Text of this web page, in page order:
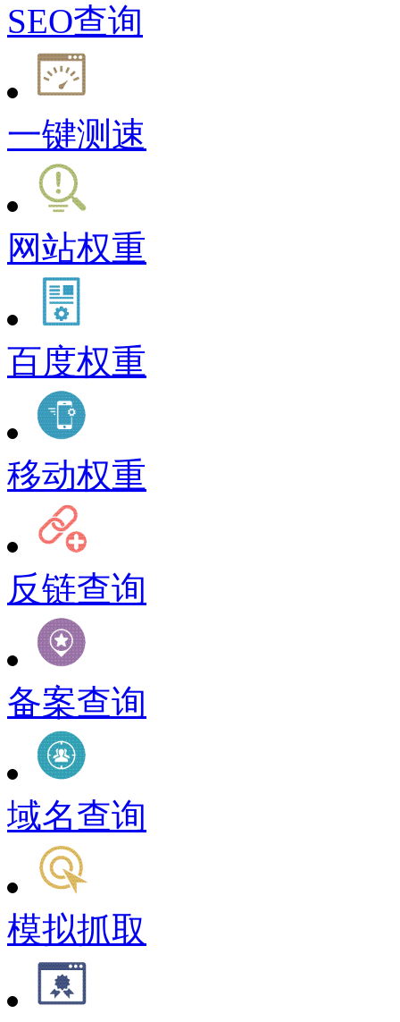
SEO查询
一键测速
网站权重
百度权重
移动权重
反链查询
备案查询
域名查询
模拟抓取